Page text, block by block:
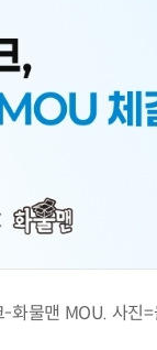
화물맨 MOU. 사진